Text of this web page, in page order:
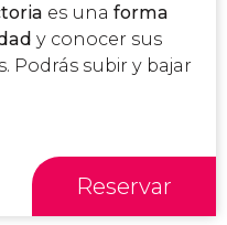
es una forma
y conocer sus
Podrás subir y bajar
Reservar